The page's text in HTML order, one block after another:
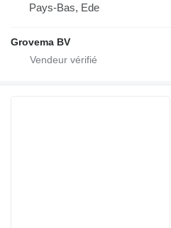
Pays-Bas, Ede
Grovema BV